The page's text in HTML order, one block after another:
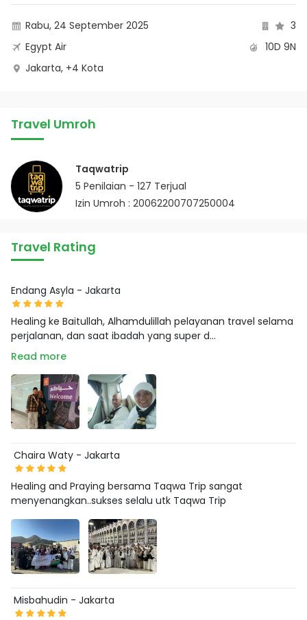
Rabu, 24 September 2025
Egypt Air
Jakarta, +4 Kota
3
10D 9N
Travel Umroh
Taqwatrip
5 Penilaian - 127 Terjual
Izin Umroh : 20062200707250004
Travel Rating
Endang Asyla - Jakarta
Healing ke Baitullah, Alhamdulillah pelayanan travel selama
perjalanan, dan saat ibadah yang super d...
Read more
Chaira Waty - Jakarta
Healing and Praying bersama Taqwa Trip sangat
menyenangkan..sukses selalu utk Taqwa Trip
Misbahudin - Jakarta